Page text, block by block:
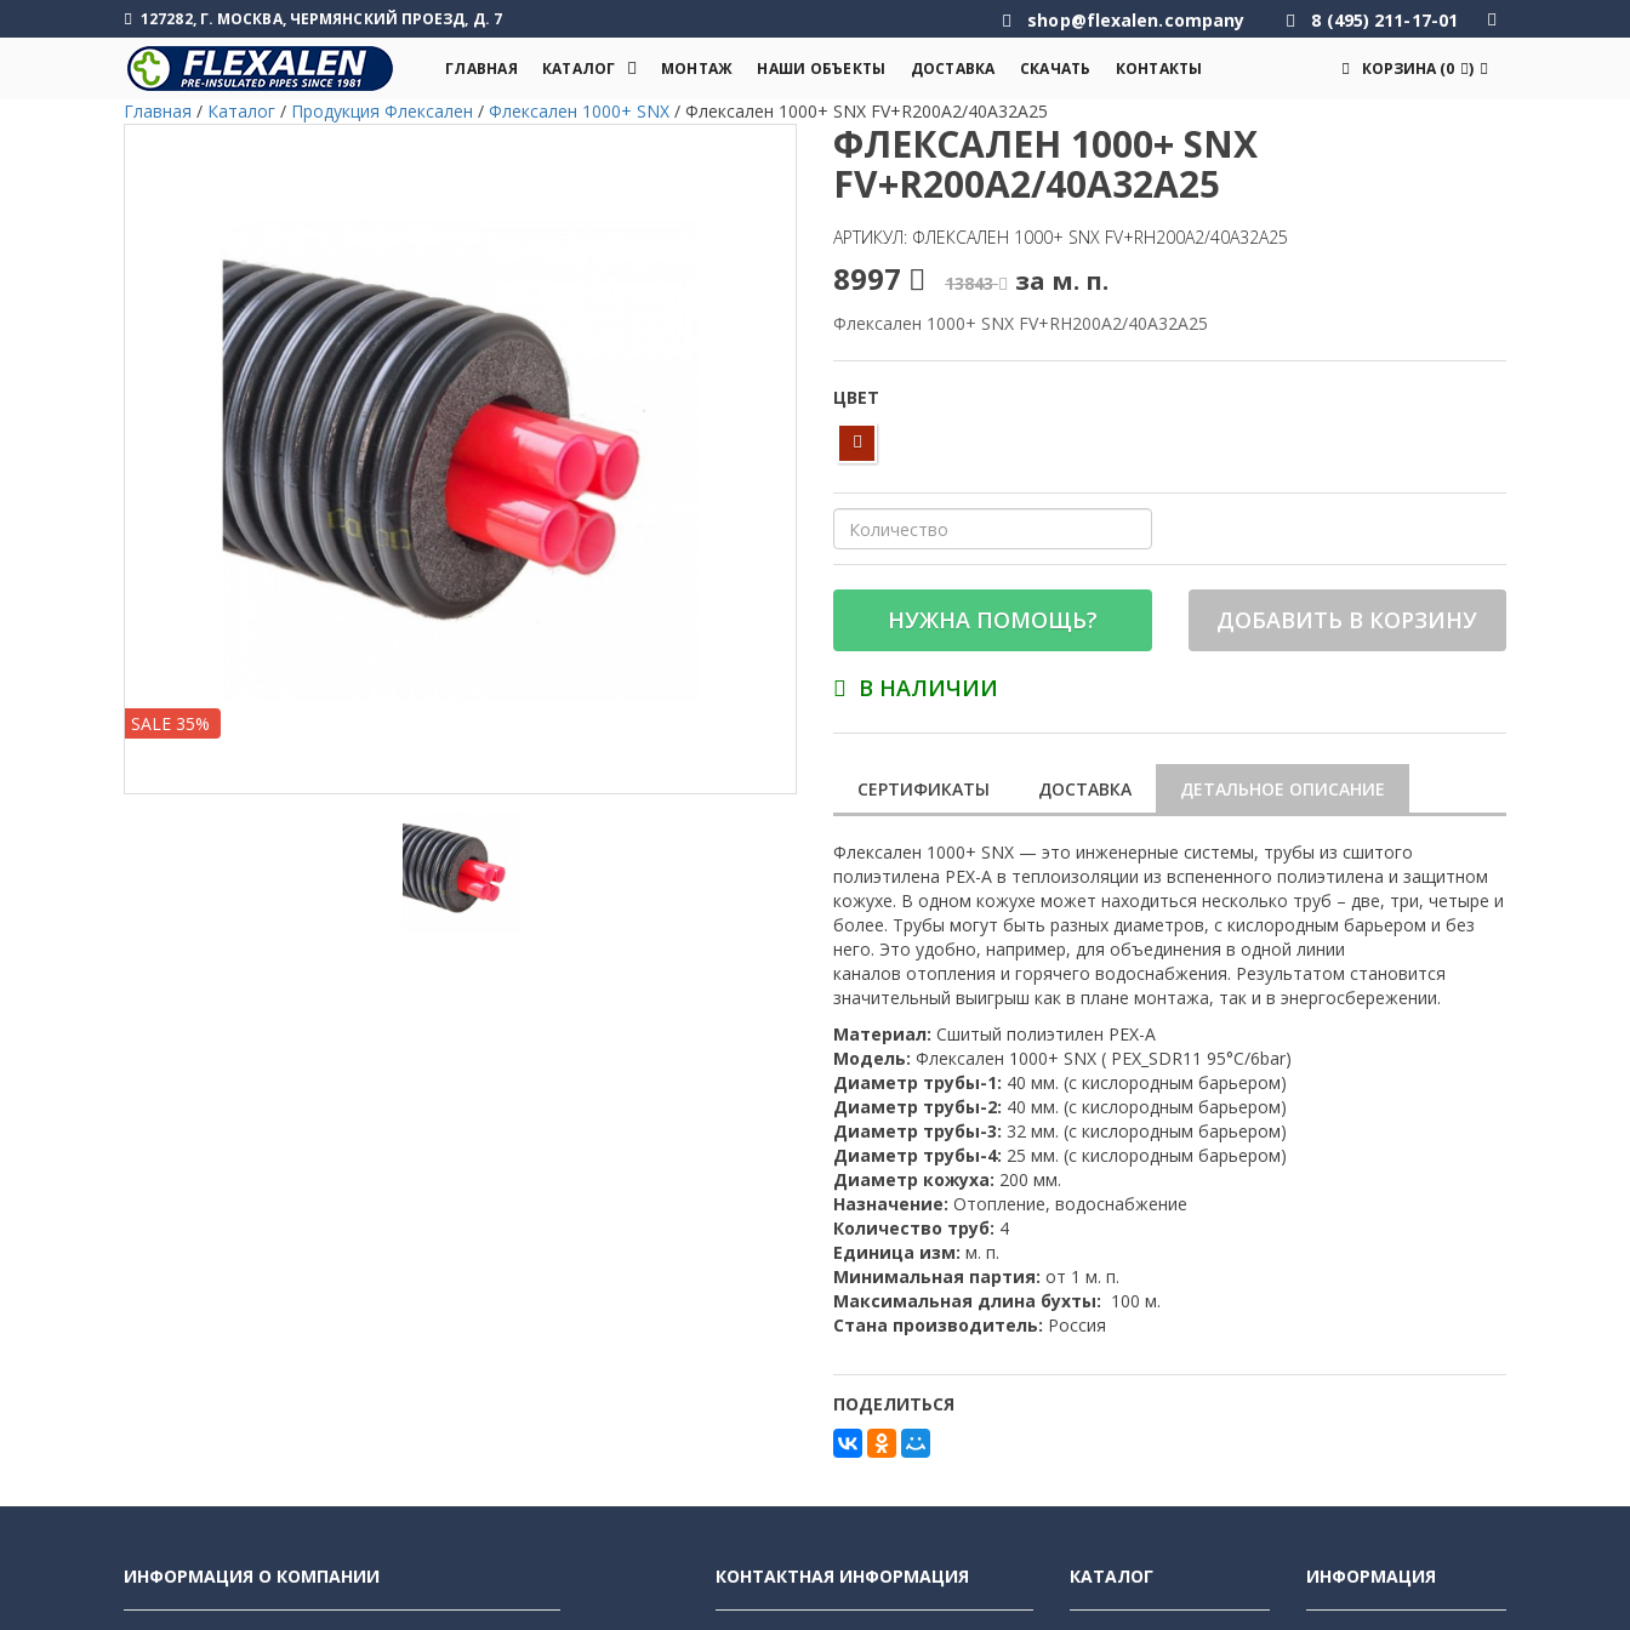
127282, Г. МОСКВА, ЧЕРМЯНСКИЙ ПРОЕЗД, Д. 7 shop@flexalen.company 8 (495) 211-17-01
ГЛАВНАЯ КАТАЛОГ МОНТАЖ НАШИ ОБЪЕКТЫ ДОСТАВКА СКАЧАТЬ КОНТАКТЫ КОРЗИНА (0 )
Главная / Каталог / Продукция Флексален / Флексален 1000+ SNX / Флексален 1000+ SNX FV+R200A2/40A32A25
SALE 35%
ФЛЕКСАЛЕН 1000+ SNX
FV+R200A2/40A32A25
АРТИКУЛ: ФЛЕКСАЛЕН 1000+ SNX FV+RH200A2/40A32A25
8997 13843 за м. п.
Флексален 1000+ SNX FV+RH200A2/40A32A25
ЦВЕТ
НУЖНА ПОМОЩЬ? ДОБАВИТЬ В КОРЗИНУ
В НАЛИЧИИ
СЕРТИФИКАТЫ ДОСТАВКА ДЕТАЛЬНОЕ ОПИСАНИЕ
Флексален 1000+ SNX — это инженерные системы, трубы из сшитого
полиэтилена PEX-A в теплоизоляции из вспененного полиэтилена и защитном
кожухе. В одном кожухе может находиться несколько труб – две, три, четыре и
более. Трубы могут быть разных диаметров, с кислородным барьером и без
него. Это удобно, например, для объединения в одной линии
каналов отопления и горячего водоснабжения. Результатом становится
значительный выигрыш как в плане монтажа, так и в энергосбережении.
Материал: Сшитый полиэтилен PEX-A
Модель: Флексален 1000+ SNX ( PEX_SDR11 95°C/6bar)
Диаметр трубы-1: 40 мм. (с кислородным барьером)
Диаметр трубы-2: 40 мм. (с кислородным барьером)
Диаметр трубы-3: 32 мм. (с кислородным барьером)
Диаметр трубы-4: 25 мм. (с кислородным барьером)
Диаметр кожуха: 200 мм.
Назначение: Отопление, водоснабжение
Количество труб: 4
Единица изм: м. п.
Минимальная партия: от 1 м. п.
Максимальная длина бухты: 100 м.
Стана производитель: Россия
ПОДЕЛИТЬСЯ
ИНФОРМАЦИЯ О КОМПАНИИ КОНТАКТНАЯ ИНФОРМАЦИЯ КАТАЛОГ ИНФОРМАЦИЯ